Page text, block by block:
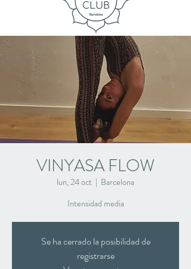
VINYASA FLOW
lun, 24 oct
  |
Barcelona
Intensidad media
Se ha cerrado la posibilidad de
registrarse